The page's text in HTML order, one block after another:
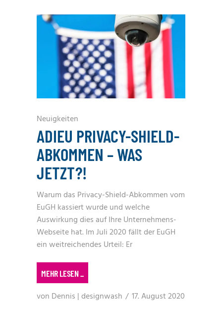
Neuigkeiten
ADIEU PRIVACY-SHIELD-
ABKOMMEN – WAS
JETZT?!
Warum das Privacy-Shield-Abkommen vom
EuGH kassiert wurde und welche
Auswirkung dies auf Ihre Unternehmens-
Webseite hat. Im Juli 2020 fällt der EuGH
ein weitreichendes Urteil: Er
MEHR LESEN_
von Dennis | designwash 17. August 2020